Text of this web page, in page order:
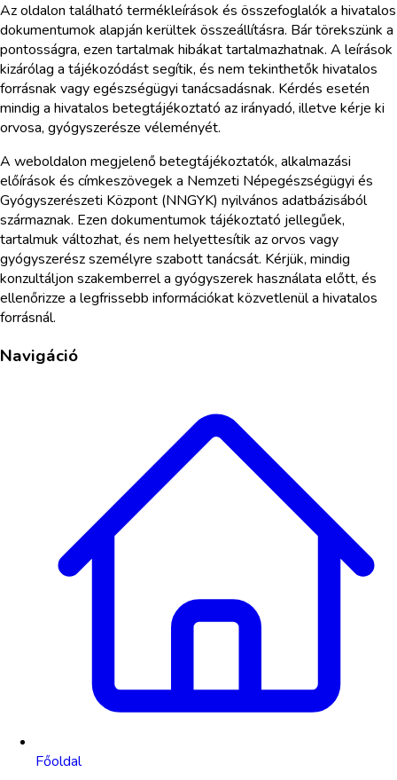
Az oldalon található termékleírások és összefoglalók a hivatalos
dokumentumok alapján kerültek összeállításra. Bár törekszünk a
pontosságra, ezen tartalmak hibákat tartalmazhatnak. A leírások
kizárólag a tájékozódást segítik, és nem tekinthetők hivatalos
forrásnak vagy egészségügyi tanácsadásnak. Kérdés esetén
mindig a hivatalos betegtájékoztató az irányadó, illetve kérje ki
orvosa, gyógyszerésze véleményét.
A weboldalon megjelenő betegtájékoztatók, alkalmazási
előírások és címkeszövegek a Nemzeti Népegészségügyi és
Gyógyszerészeti Központ (NNGYK) nyilvános adatbázisából
származnak. Ezen dokumentumok tájékoztató jellegűek,
tartalmuk változhat, és nem helyettesítik az orvos vagy
gyógyszerész személyre szabott tanácsát. Kérjük, mindig
konzultáljon szakemberrel a gyógyszerek használata előtt, és
ellenőrizze a legfrissebb információkat közvetlenül a hivatalos
forrásnál.
Navigáció
Főoldal